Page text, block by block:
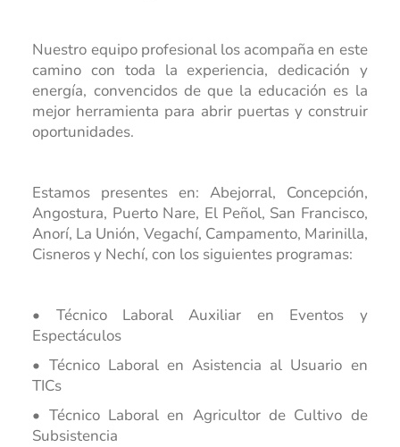
Nuestro equipo profesional los acompaña en este
camino con toda la experiencia, dedicación y
energía, convencidos de que la educación es la
mejor herramienta para abrir puertas y construir
oportunidades.
Estamos presentes en: Abejorral, Concepción,
Angostura, Puerto Nare, El Peñol, San Francisco,
Anorí, La Unión, Vegachí, Campamento, Marinilla,
Cisneros y Nechí, con los siguientes programas:
• Técnico Laboral Auxiliar en Eventos y
Espectáculos
• Técnico Laboral en Asistencia al Usuario en
TICs
• Técnico Laboral en Agricultor de Cultivo de
Subsistencia